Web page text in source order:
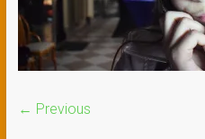
← Previous